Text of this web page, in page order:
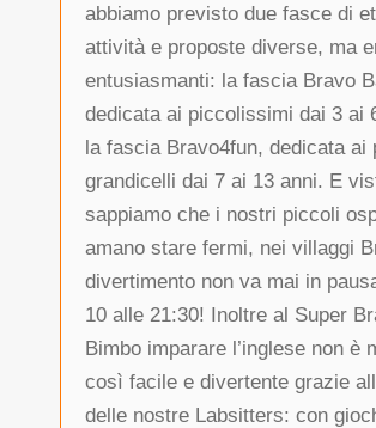
abbiamo previsto due fasce di
attività e proposte diverse, ma
entusiasmanti: la fascia Bravo
dedicata ai piccolissimi dai 3 ai
la fascia Bravo4fun, dedicata ai
grandicelli dai 7 ai 13 anni. E
sappiamo che i nostri piccoli
amano stare fermi, nei villaggi
divertimento non va mai in
10 alle 21:30! Inoltre al Super
Bimbo imparare l’inglese non è
così facile e divertente grazie
delle nostre Labsitters: con